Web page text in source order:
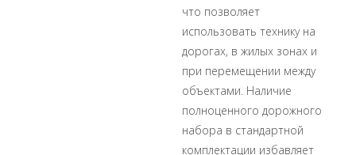
что позволяет
использовать технику на
дорогах, в жилых зонах и
при перемещении между
объектами. Наличие
полноценного дорожного
набора в стандартной
комплектации избавляет